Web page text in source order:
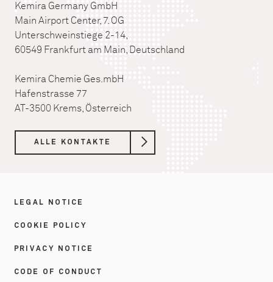
Kemira Germany GmbH
Main Airport Center, 7. OG
Unterschweinstiege 2-14,
60549 Frankfurt am Main, Deutschland
Kemira Chemie Ges.mbH
Hafenstrasse 77
AT-3500 Krems, Österreich
ALLE KONTAKTE
LEGAL NOTICE
COOKIE POLICY
PRIVACY NOTICE
CODE OF CONDUCT